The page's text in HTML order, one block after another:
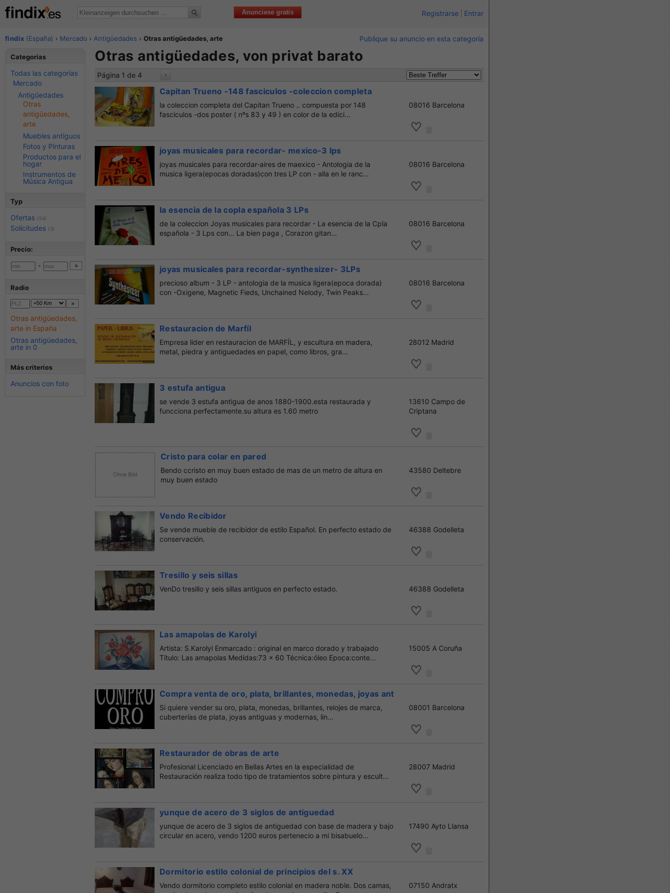
Anunciese gratis Registrarse Entrar
findix (España) › Mercado › Antigüedades ›Otras antigüedades, arte Publique su anuncio en esta categoría
Otras antigüedades, von privat barato
Página 1 de 4 ›
Capitan Trueno -148 fasciculos -coleccion completa
la coleccion completa del Capitan Trueno .. compuesta por 148
fasciculos -dos poster ( nºs 83 y 49 ) en color de la edici...
08016 Barcelona
joyas musicales para recordar- mexico-3 lps
joyas musicales para recordar-aires de maexico - Antologia de la
musica ligera(epocas doradas)con tres LP con - alla en le ranc...
08016 Barcelona
la esencia de la copla española 3 LPs
de la coleccion Joyas musicales para recordar - La esencia de la Cpla
española - 3 Lps con... La bien paga , Corazon gitan...
08016 Barcelona
joyas musicales para recordar-synthesizer- 3LPs
precioso album - 3 LP - antologia de la musica ligera(epoca dorada)
con -Oxigene, Magnetic Fieds, Unchained Nelody, Twin Peaks...
08016 Barcelona
Restauracion de Marfíl
Empresa lider en restauracion de MARFÍL, y escultura en madera,
metal, piedra y antiguedades en papel, como libros, gra...
28012 Madrid
3 estufa antigua
se vende 3 estufa antigua de anos 1880-1900.esta restaurada y
funcciona perfectamente.su altura es 1.60 metro
13610 Campo de
Criptana
Cristo para colar en pared
Bendo ccristo en muy buen estado de mas de un metro de altura en
muy buen estado
43580 Deltebre
Vendo Recibidor
Se vende mueble de recibidor de estilo Español. En perfecto estado de
conservación.
46388 Godelleta
Tresillo y seis sillas
VenDo tresillo y seis sillas antiguos en perfecto estado. 46388 Godelleta
Las amapolas de Karolyi
Artista: S.Karolyi Enmarcado : original en marco dorado y trabajado
Título: Las amapolas Medidas:73 x 60 Técnica:óleo Epoca:conte...
15005 A Coruña
Compra venta de oro, plata, brillantes, monedas, joyas antiguas,
Si quiere vender su oro, plata, monedas, brillantes, relojes de marca,
cuberterías de plata, joyas antiguas y modernas, lin...
08001 Barcelona
Restaurador de obras de arte
Profesional Licenciado en Bellas Artes en la especialidad de
Restauración realiza todo tipo de tratamientos sobre pintura y escult...
28007 Madrid
yunque de acero de 3 siglos de antiguedad
yunque de acero de 3 siglos de antiguedad con base de madera y bajo
circular en acero, vendo 1200 euros pertenecio a mi bisabuelo...
17490 Ayto Llansa
Dormitorio estilo colonial de principios del s. XX
Vendo dormitorio completo estilo colonial en madera noble. Dos camas,
07150 Andratx
Categorías
Todas las categorías
Mercado
Antigüedades
Otras
antigüedades,
arte
Muebles antiguos
Fotos y Pinturas
Productos para el
hogar
Instrumentos de
Música Antigua
Typ
Ofertas (54)
Solicitudes (3)
Precio:
-
Radio
Otras antigüedades,
arte in España
Otras antigüedades,
arte in 0
Más criterios
Anuncios con foto